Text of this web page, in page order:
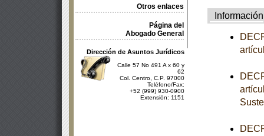
Otros enlaces
Página del
Abogado General
Dirección de Asuntos Jurídicos
Calle 57 No 491 A x 60 y
62
Col. Centro, C.P. 97000
Teléfono/Fax:
+52 (999) 930-0900
Extensión: 1151
Información